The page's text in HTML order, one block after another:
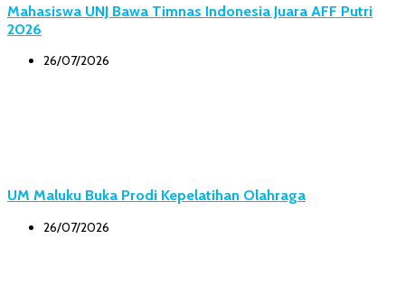
Mahasiswa UNJ Bawa Timnas Indonesia Juara AFF Putri
2026
26/07/2026
UM Maluku Buka Prodi Kepelatihan Olahraga
26/07/2026